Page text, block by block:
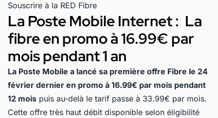
Souscrire à la RED Fibre
La Poste Mobile Internet : La
fibre en promo à 16.99€ par
mois pendant 1 an
La Poste Mobile a lancé sa première offre Fibre le 24
février dernier en promo à 16.99€ par mois pendant
12 mois puis au-delà le tarif passe à 33.99€ par mois.
Cette offre très haut débit disponible selon éligibilité